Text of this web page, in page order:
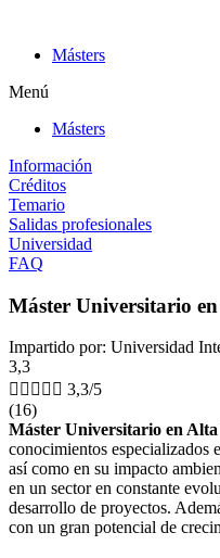
contenidoMásters
Menú
Másters
Información
Créditos
Temario
Salidas profesionales
Universidad
FAQ
Máster Universitario
Impartido por: Universidad
3,3
     3,3/5
(16)
Máster Universitario en
conocimientos especializados
así como en su impacto
en un sector en constante
desarrollo de proyectos.
con un gran potencial de